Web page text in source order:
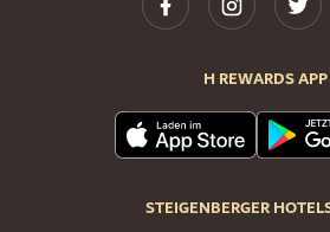
H REWARDS APP
STEIGENBERGER